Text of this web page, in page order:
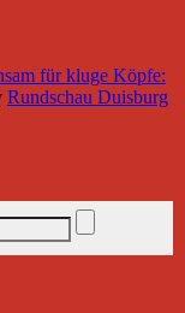
für kluge Köpfe:
Rundschau Duisburg